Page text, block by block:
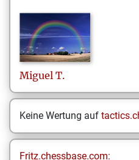
Miguel T.
Keine Wertung auf
Fritz.chessbase.com: